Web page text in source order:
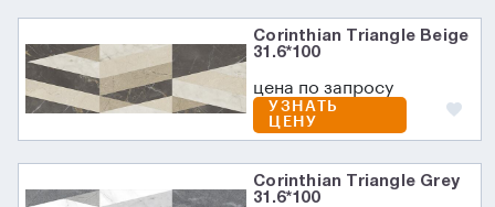
Corinthian Triangle Beige
31.6*100
цена по запросу
УЗНАТЬ
ЦЕНУ
Corinthian Triangle Grey
31.6*100